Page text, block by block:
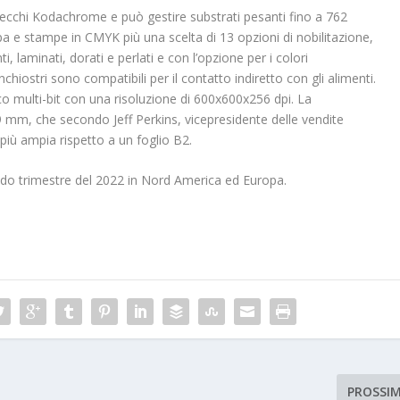
Kodachrome e può gestire substrati pesanti fino a 762
e stampe in CMYK più una scelta di 13 opzioni di nobilitazione,
laminati, dorati e perlati e con l’opzione per i colori
sono compatibili per il contatto indiretto con gli alimenti.
multi-bit con una risoluzione di 600x600x256 dpi. La
che secondo Jeff Perkins, vicepresidente delle vendite
ampia rispetto a un foglio B2.
trimestre del 2022 in Nord America ed Europa.